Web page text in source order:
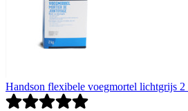
Handson flexibele voegmortel lichtgrijs 2